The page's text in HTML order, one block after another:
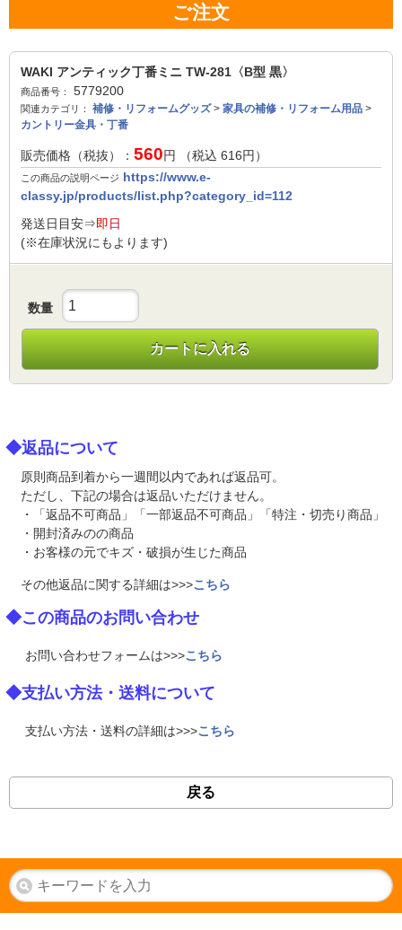
ご注文
WAKI アンティック丁番ミニ TW-281〈B型 黒〉
商品番号： 5779200
関連カテゴリ： 補修・リフォームグッズ> 家具の補修・リフォーム用品 >
カントリー金具・丁番
販売価格（税抜）： 560円 （税込 616円）
この商品の説明ページ https://www.e-
classy.jp/products/list.php?category_id=112
発送日目安⇒即日
(※在庫状況にもよります)
数量
カートに入れる
◆返品について
原則商品到着から一週間以内であれば返品可。
ただし、下記の場合は返品いただけません。
・「返品不可商品」「一部返品不可商品」「特注・切売り商品」
・開封済みのの商品
・お客様の元でキズ・破損が生じた商品
その他返品に関する詳細は>>>こちら
◆この商品のお問い合わせ
お問い合わせフォームは>>>こちら
◆支払い方法・送料について
支払い方法・送料の詳細は>>>こちら
戻る